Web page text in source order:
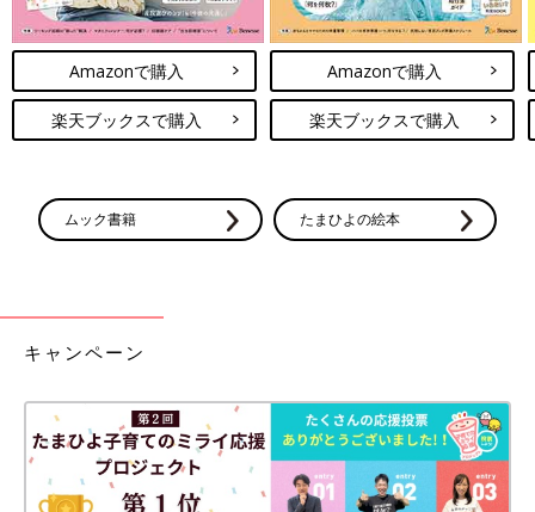
Amazonで購入
楽天ブックスで購入
Amazonで購入
楽天ブックスで購入
ムック書籍 たまひよの絵本
キャンペーン